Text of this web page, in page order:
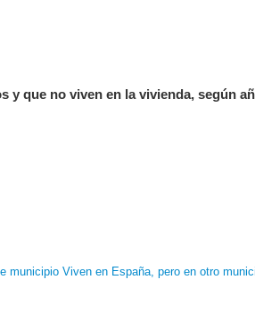
y que no viven en la vivienda, según
municipio Viven en España, pero en otro